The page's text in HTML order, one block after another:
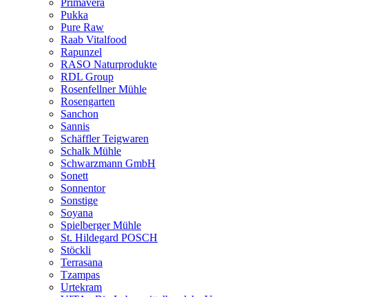
Primavera
Pukka
Pure Raw
Raab Vitalfood
Rapunzel
RASO Naturprodukte
RDL Group
Rosenfellner Mühle
Rosengarten
Sanchon
Sannis
Schäffler Teigwaren
Schalk Mühle
Schwarzmann GmbH
Sonett
Sonnentor
Sonstige
Soyana
Spielberger Mühle
St. Hildegard POSCH
Stöckli
Terrasana
Tzampas
Urtekram